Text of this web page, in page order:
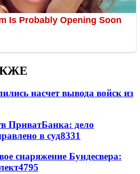
насчет вывода войск из
ПриватБанка: дело
в суд8331
снаряжение Бундесвера:
4795